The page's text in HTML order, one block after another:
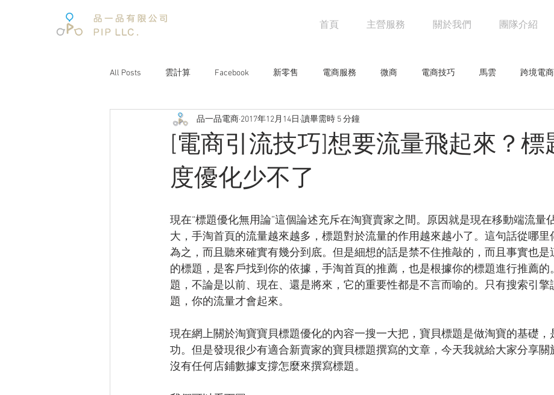
首頁 主營服務 關於我們 團隊介紹
All Posts 雲計算 Facebook 新零售 電商服務 微商 電商技巧 馬雲 跨境電商
電子商務報告 阿里巴巴 電商物流
品牌經營 互聯網人物
阿里巴巴 未來零售
[電商引流技巧]想要流量飛起來？標
度優化少不了
品一品電商 2017年12月14日 讀畢需時 5 分鐘
現在“標題優化無用論”這個論述充斥在淘寶賣家之間。原因就是現在移動端流量
大，手淘首頁的流量越來越多，標題對於流量的作用越來越小了。這句話從哪里
為之，而且聽來確實有幾分到底。但是細想的話是禁不住推敲的，而且事實也是
的標題，是客戶找到你的依據，手淘首頁的推薦，也是根據你的標題進行推薦的
題，不論是以前、現在、還是將來，它的重要性都是不言而喻的。只有搜索引擎
題，你的流量才會起來。
現在網上關於淘寶寶貝標題優化的內容一搜一大把，寶貝標題是做淘寶的基礎，
功。但是發現很少有適合新賣家的寶貝標題撰寫的文章，今天我就給大家分享關
沒有任何店鋪數據支撐怎麼來撰寫標題。